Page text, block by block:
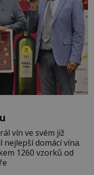
vín ve svém již
domácí vína.
1260 vzorků od